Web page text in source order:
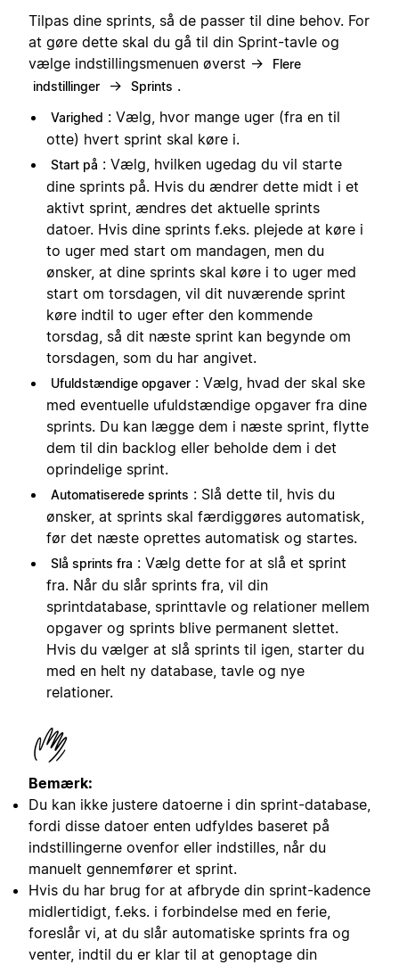
Tilpas dine sprints, så de passer til dine behov. For
at gøre dette skal du gå til din Sprint-tavle og
vælge indstillingsmenuen øverst →
Flere
indstillinger
→ Sprints .
Varighed : Vælg, hvor mange uger (fra en til
otte) hvert sprint skal køre i.
Start på : Vælg, hvilken ugedag du vil starte
dine sprints på. Hvis du ændrer dette midt i et
aktivt sprint, ændres det aktuelle sprints
datoer. Hvis dine sprints f.eks. plejede at køre i
to uger med start om mandagen, men du
ønsker, at dine sprints skal køre i to uger med
start om torsdagen, vil dit nuværende sprint
køre indtil to uger efter den kommende
torsdag, så dit næste sprint kan begynde om
torsdagen, som du har angivet.
Ufuldstændige opgaver : Vælg, hvad der skal ske
med eventuelle ufuldstændige opgaver fra dine
sprints. Du kan lægge dem i næste sprint, flytte
dem til din backlog eller beholde dem i det
oprindelige sprint.
Automatiserede sprints : Slå dette til, hvis du
ønsker, at sprints skal færdiggøres automatisk,
før det næste oprettes automatisk og startes.
Slå sprints fra : Vælg dette for at slå et sprint
fra. Når du slår sprints fra, vil din
sprintdatabase, sprinttavle og relationer mellem
opgaver og sprints blive permanent slettet.
Hvis du vælger at slå sprints til igen, starter du
med en helt ny database, tavle og nye
relationer.
Bemærk:
Du kan ikke justere datoerne i din sprint-database,
fordi disse datoer enten udfyldes baseret på
indstillingerne ovenfor eller indstilles, når du
manuelt gennemfører et sprint.
Hvis du har brug for at afbryde din sprint-kadence
midlertidigt, f.eks. i forbindelse med en ferie,
foreslår vi, at du slår automatiske sprints fra og
venter, indtil du er klar til at genoptage din